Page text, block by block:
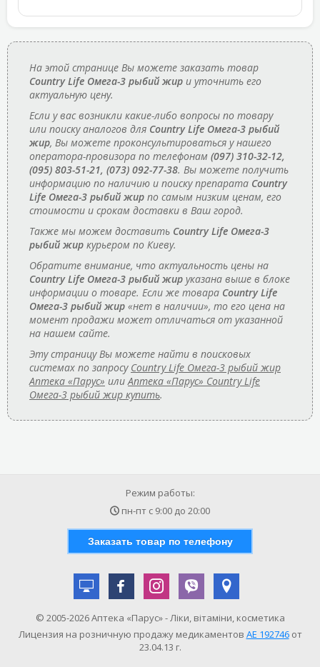
На этой странице Вы можете заказать товар
Country Life Омега-3 рыбий жир и уточнить его
актуальную цену.
Если у вас возникли какие-либо вопросы по товару
или поиску аналогов для Country Life Омега-3 рыбий
жир, Вы можете проконсультироваться у нашего
оператора-провизора по телефонам (097) 310-32-12,
(095) 803-51-21, (073) 092-77-38. Вы можете получить
информацию по наличию и поиску препарата Country
Life Омега-3 рыбий жир по самым низким ценам, его
стоимости и срокам доставки в Ваш город.
Также мы можем доставить Country Life Омега-3
рыбий жир курьером по Киеву.
Обратите внимание, что актуальность цены на
Country Life Омега-3 рыбий жир указана выше в блоке
информации о товаре. Если же товара Country Life
Омега-3 рыбий жир «нет в наличии», то его цена на
момент продажи может отличаться от указанной
на нашем сайте.
Эту страницу Вы можете найти в поисковых
системах по запросу Country Life Омега-3 рыбий жир
Аптека «Парус» илиАптека «Парус» Country Life
Омега-3 рыбий жир купить.
Режим работы:
пн-пт с 9:00 до 20:00
Заказать товар по телефону
© 2005-2026 Аптека «Парус» - Ліки, вітаміни, косметика
Лицензия на розничную продажу медикаментов АE 192746от
23.04.13 г.